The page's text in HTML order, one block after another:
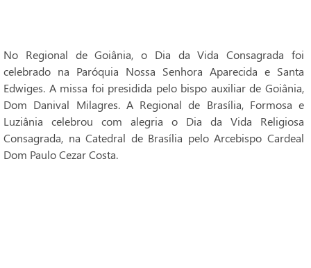
No Regional de Goiânia, o Dia da Vida Consagrada foi
celebrado na Paróquia Nossa Senhora Aparecida e Santa
Edwiges. A missa foi presidida pelo bispo auxiliar de Goiânia,
Dom Danival Milagres. A Regional de Brasília, Formosa e
Luziânia celebrou com alegria o Dia da Vida Religiosa
Consagrada, na Catedral de Brasília pelo Arcebispo Cardeal
Dom Paulo Cezar Costa.